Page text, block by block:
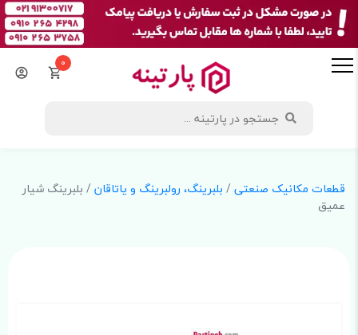
0
قطعات مکانیک صنعتی/ بلبرینگ، رولبرینگ و یاتاقان/ بلبرینگ شیار
عمیق